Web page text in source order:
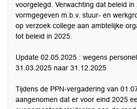
voorgelegd. Verwachting dat beleid in
vormgegeven m.b.v. stuur- en
op verzoek college aan ambtelijke
tot beleid in 2025.
Update 02.05.2025 : wegens
31.03.2025 naar 31.12.2025
Tijdens de PPN-vergadering van
aangenomen dat er voor eind 2025